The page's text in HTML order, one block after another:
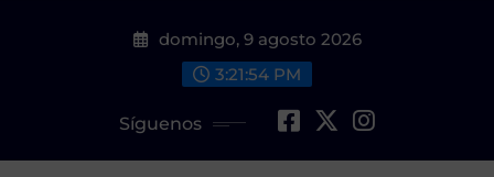
domingo, 9 agosto 2026
3:21:55 PM
Síguenos